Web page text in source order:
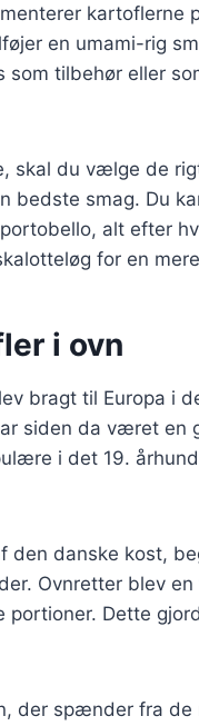
kartoflerne
en umami-rig
tilbehør eller
skal du vælge de
bedste smag. Du
alt efter
for en
i ovn
bragt til Europa i
siden da været en
i det 19.
den danske kost,
Ovnretter blev
Dette
der spænder fra de